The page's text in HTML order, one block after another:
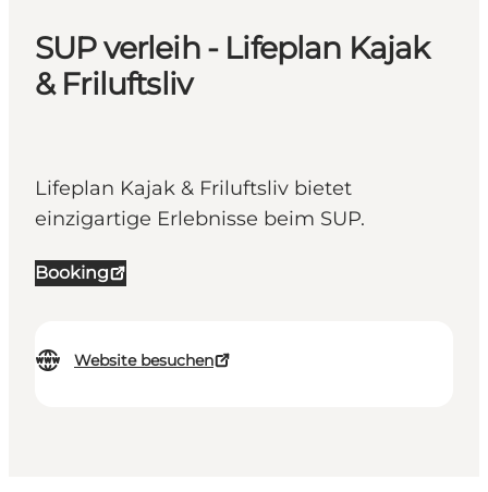
SUP verleih - Lifeplan Kajak
& Friluftsliv
Lifeplan Kajak & Friluftsliv bietet
einzigartige Erlebnisse beim SUP.
Booking
Website besuchen